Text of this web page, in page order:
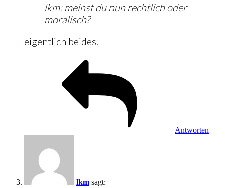
lkm: meinst du nun rechtlich oder
moralisch?
eigentlich beides.
Antworten
lkm sagt: